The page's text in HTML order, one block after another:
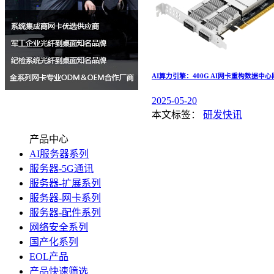
AI算力引擎：400G AI网卡重构数据中心
2025-05-20
本文标签：
研发快讯
产品中心
AI服务器系列
服务器-5G通讯
服务器-扩展系列
服务器-网卡系列
服务器-配件系列
网络安全系列
国产化系列
EOL产品
产品快速筛选